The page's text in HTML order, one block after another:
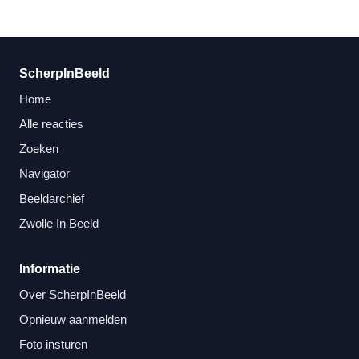
ScherpInBeeld
Home
Alle reacties
Zoeken
Navigator
Beeldarchief
Zwolle In Beeld
Informatie
Over ScherpInBeeld
Opnieuw aanmelden
Foto insturen